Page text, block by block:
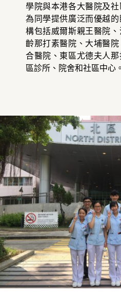
學院與本港各大醫院及
為同學提供廣泛而優越
構包括威爾斯親王醫院
齡那打素醫院、大埔醫
合醫院、東區尤德夫人
區診所、院舍和社區中心。